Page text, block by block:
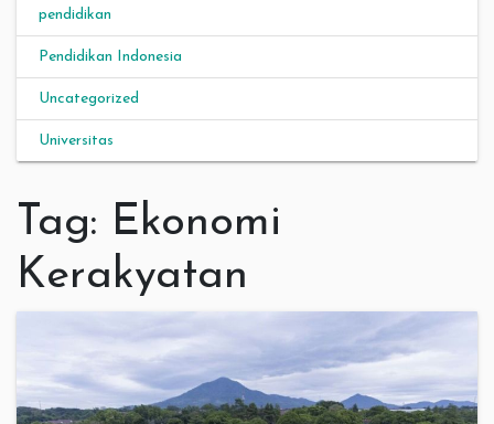
pendidikan
Pendidikan Indonesia
Uncategorized
Universitas
Tag: Ekonomi
Kerakyatan